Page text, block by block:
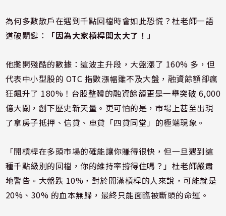
為何多數散戶在遇到千點回檔時會如此恐慌？杜老師一語
道破關鍵：
「因為大家槓桿開太大了！」
他攤開殘酷的數據：這波主升段，大盤漲了 160% 多，但
代表中小型股的 OTC 指數漲幅雖不及大盤，融資餘額卻瘋
狂飆升了 180%！台股整體的融資餘額更是一舉突破 6,000
億大關，創下歷史新天量。更可怕的是，市場上甚至出現
了拿房子抵押、信貸、車貸「四貸同堂」的極端現象。
「開槓桿在多頭市場的確能讓你賺得很快，但一旦遇到這
種千點級別的回檔，你的維持率撐得住嗎？」杜老師嚴肅
地警告。大盤跌 10%，對於開滿槓桿的人來說，可能就是
20%、30% 的血本無歸，最終只能面臨被斷頭的命運。